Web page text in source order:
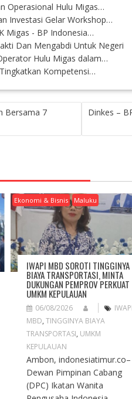
Operasional Hulu Migas…
Investasi Gelar Workshop…
Migas - BP Indonesia…
Dan Mengabdi Untuk Negeri
Hulu Migas dalam…
Kompetensi…
Bersama 7
Dinkes –
Ekonomi & Bisnis Maluku
IWAPI MBD SOROTI TINGGINYA
BIAYA TRANSPORTASI, MINTA
DUKUNGAN PEMPROV PERKUAT
UMKM KEPULAUAN
06/08/2026
IWAPI
MBD,TINGGINYA BIAYA
TRANSPORTASI, UMKM
KEPULAUAN
Ambon, indonesiatimur.co–
Dewan Pimpinan Cabang
(DPC) Ikatan Wanita